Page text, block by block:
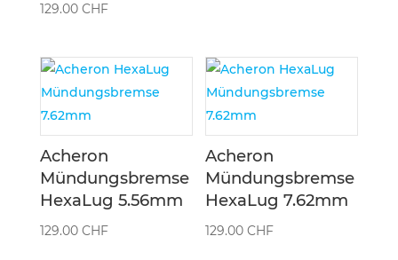
129.00 CHF
Acheron
Mündungsbremse
HexaLug 5.56mm
129.00 CHF
Acheron
Mündungsbremse
HexaLug 7.62mm
129.00CHF